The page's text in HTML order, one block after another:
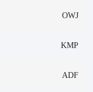
OWJ
KMP
ADF